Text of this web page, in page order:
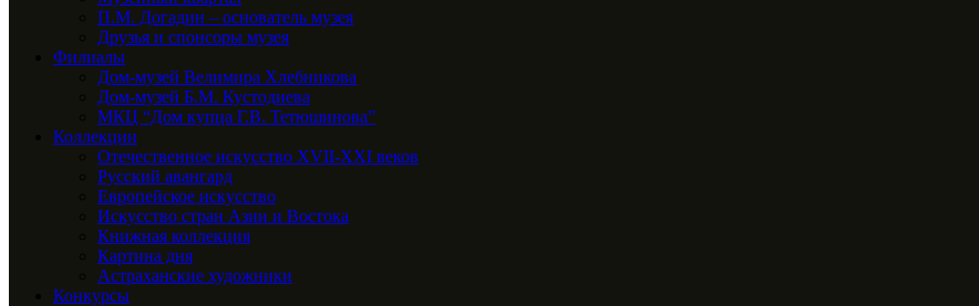
П.М. Догадин – основатель музея
Друзья и спонсоры музея
Филиалы
Дом-музей Велимира Хлебникова
Дом-музей Б.М. Кустодиева
МКЦ “Дом купца Г.В. Тетюшинова”
Коллекции
Отечественное искусство XVII-XXI веков
Русский авангард
Европейское искусство
Искусство стран Азии и Востока
Книжная коллекция
Картина дня
Астраханские художники
Конкурсы